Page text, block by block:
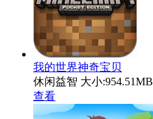
我的世界神奇宝贝
休闲益智 大小:954.51MB
查看